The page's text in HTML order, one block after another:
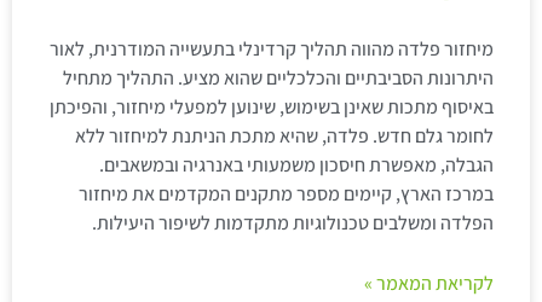
מיחזור פלדה מהווה תהליך קרדינלי בתעשייה המודרנית, לאור
היתרונות הסביבתיים והכלכליים שהוא מציע. התהליך מתחיל
באיסוף מתכות שאינן בשימוש, שינוען למפעלי מיחזור, והפיכתן
לחומר גלם חדש. פלדה, שהיא מתכת הניתנת למיחזור ללא
הגבלה, מאפשרת חיסכון משמעותי באנרגיה ובמשאבים.
במרכז הארץ, קיימים מספר מתקנים המקדמים את מיחזור
הפלדה ומשלבים טכנולוגיות מתקדמות לשיפור היעילות.
לקריאת המאמר »